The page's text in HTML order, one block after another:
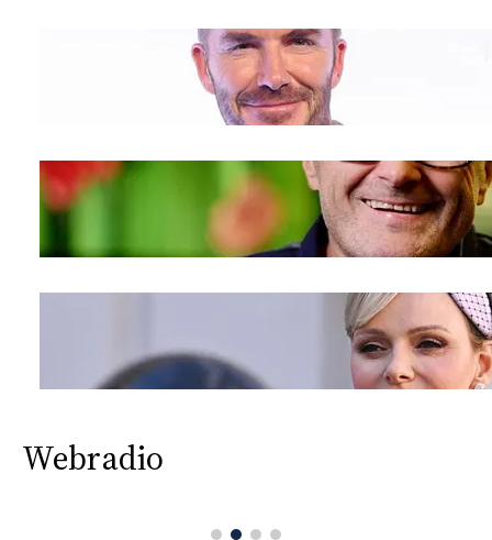
Webradio